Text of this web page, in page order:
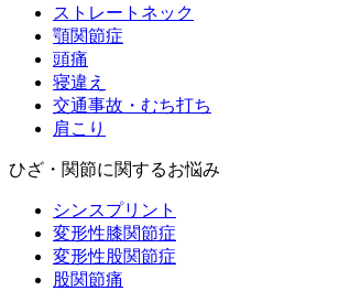
ストレートネック
顎関節症
頭痛
寝違え
交通事故・むち打ち
肩こり
ひざ・関節に関するお悩み
シンスプリント
変形性膝関節症
変形性股関節症
股関節痛